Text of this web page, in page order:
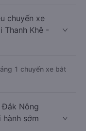
chuyến xe
Thanh Khê -
1 chuyến xe bắt
Đắk Nông
hành sớm